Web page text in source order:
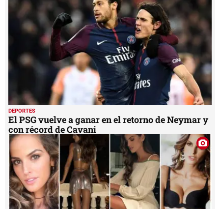
DEPORTES
El PSG vuelve a ganar en el retorno de Neymar y
con récord de Cavani